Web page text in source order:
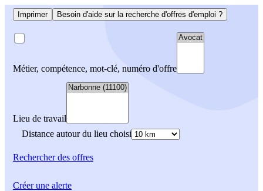
Imprimer Besoin d'aide sur la recherche d'offres d'emploi ?
Métier, compétence, mot-clé, numéro d'offre
Lieu de travail
Distance autour du lieu choisi
Rechercherdes offres
Créer une alerte